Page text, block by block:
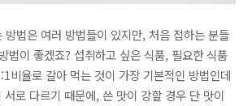
방법은 여러 방법들이 있지만, 처음 접하는 분들
법이 좋겠죠? 섭취하고 싶은 식품, 필요한 식품
비율로 갈아 먹는 것이 가장 기본적인 방법인데
로 다르기 때문에, 쓴 맛이 강할 경우 단 맛이